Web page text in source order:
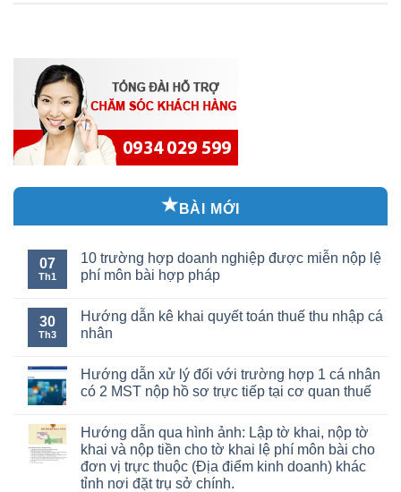
BÀI MỚI
07
Th1
10 trường hợp doanh nghiệp được miễn nộp lệ
phí môn bài hợp pháp
30
Th3
Hướng dẫn kê khai quyết toán thuế thu nhập cá
nhân
Hướng dẫn xử lý đối với trường hợp 1 cá nhân
có 2 MST nộp hồ sơ trực tiếp tại cơ quan thuế
Hướng dẫn qua hình ảnh: Lập tờ khai, nộp tờ
khai và nộp tiền cho tờ khai lệ phí môn bài cho
đơn vị trực thuộc (Địa điểm kinh doanh) khác
tỉnh nơi đặt trụ sở chính.